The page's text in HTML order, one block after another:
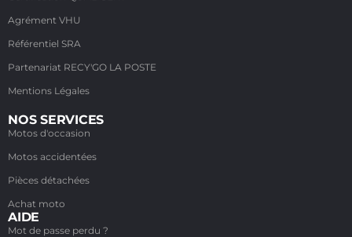
Agrément VHU
Référentiel SRA
Partenariat RECY'GO LA POSTE
Mentions Légales
NOS SERVICES
Motos d'occasion
Motos accidentées
Pièces détachées
Achat moto
AIDE
Mot de passe perdu ?